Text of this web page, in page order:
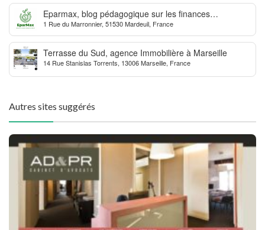
Eparmax, blog pédagogique sur les finances
personnelles
1 Rue du Marronnier, 51530 Mardeuil, France
Terrasse du Sud, agence Immobilière à Marseille
14 Rue Stanislas Torrents, 13006 Marseille, France
Autres sites suggérés